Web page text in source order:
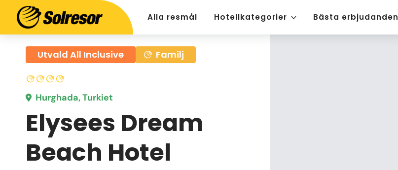
Alla resmål Hotellkategorier Bästa erbjudanden
Utvald All Inclusive Familj
Hurghada, Turkiet
Elysees Dream
Beach Hotel